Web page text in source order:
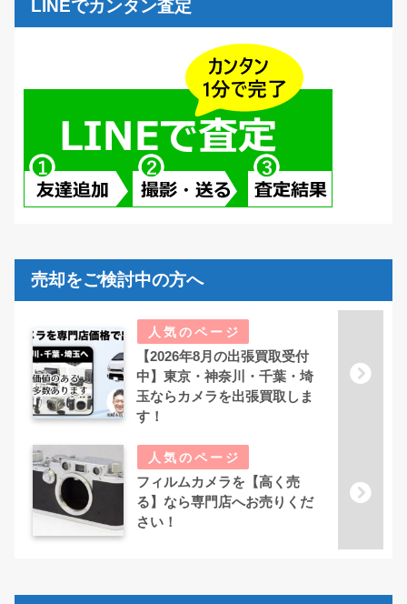
LINEでカンタン査定
売却をご検討中の方へ
【2026年8月の出張買取受付
中】東京・神奈川・千葉・埼
玉ならカメラを出張買取しま
す！
フィルムカメラを【高く売
る】なら専門店へお売りくだ
さい！